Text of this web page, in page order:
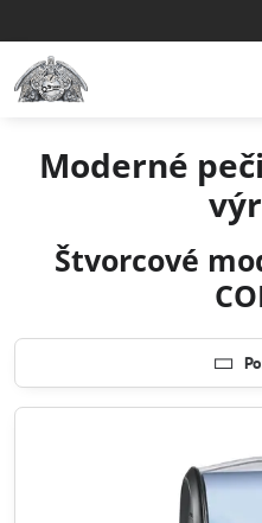
Moderné
Štvorcové